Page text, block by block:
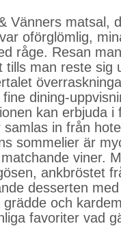
Vänners matsal,
oförglömlig,
råge. Resan
tills man reste sig
dining-
kan erbjuda i
in från
sommelier är
viner.
ankbröstet
desserten
och
favoriter vad